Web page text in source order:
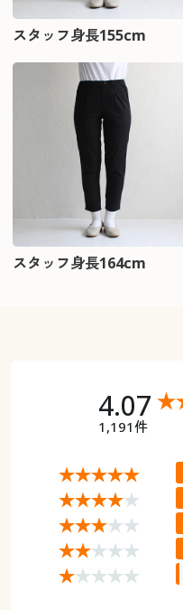
スタッフ身長155cm
スタッフ身長164cm
4.07
1,191件